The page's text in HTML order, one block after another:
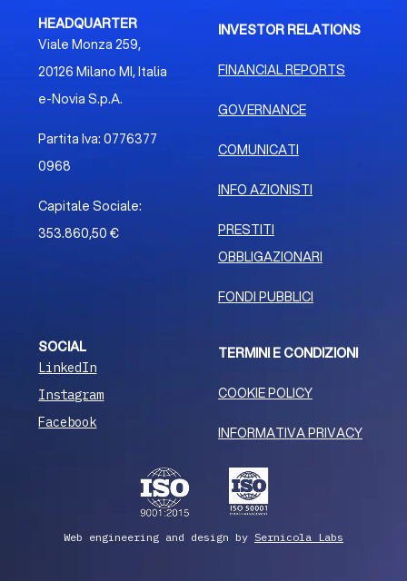
HEADQUARTER
Viale Monza 259,
20126 Milano MI, Italia
e-Novia S.p.A.
Partita Iva: 0776377
0968
Capitale Sociale:
353.860,50 €
INVESTOR RELATIONS
FINANCIAL REPORTS
GOVERNANCE
COMUNICATI
INFO AZIONISTI
PRESTITI
OBBLIGAZIONARI
FONDI PUBBLICI
SOCIAL
LinkedIn
Instagram
Facebook
TERMINI E CONDIZIONI
COOKIE POLICY
INFORMATIVA PRIVACY
Web engineering and design by Sernicola Labs